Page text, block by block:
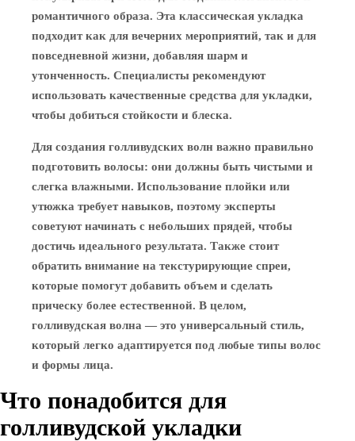
романтичного образа. Эта классическая укладка
подходит как для вечерних мероприятий, так и для
повседневной жизни, добавляя шарм и
утонченность. Специалисты рекомендуют
использовать качественные средства для укладки,
чтобы добиться стойкости и блеска.
Для создания голливудских волн важно правильно
подготовить волосы: они должны быть чистыми и
слегка влажными. Использование плойки или
утюжка требует навыков, поэтому эксперты
советуют начинать с небольших прядей, чтобы
достичь идеального результата. Также стоит
обратить внимание на текстурирующие спреи,
которые помогут добавить объем и сделать
прическу более естественной. В целом,
голливудская волна — это универсальный стиль,
который легко адаптируется под любые типы волос
и формы лица.
Что понадобится для
голливудской укладки